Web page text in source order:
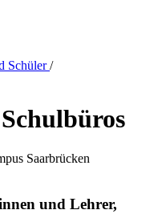
Schüler/
und Lehrer,